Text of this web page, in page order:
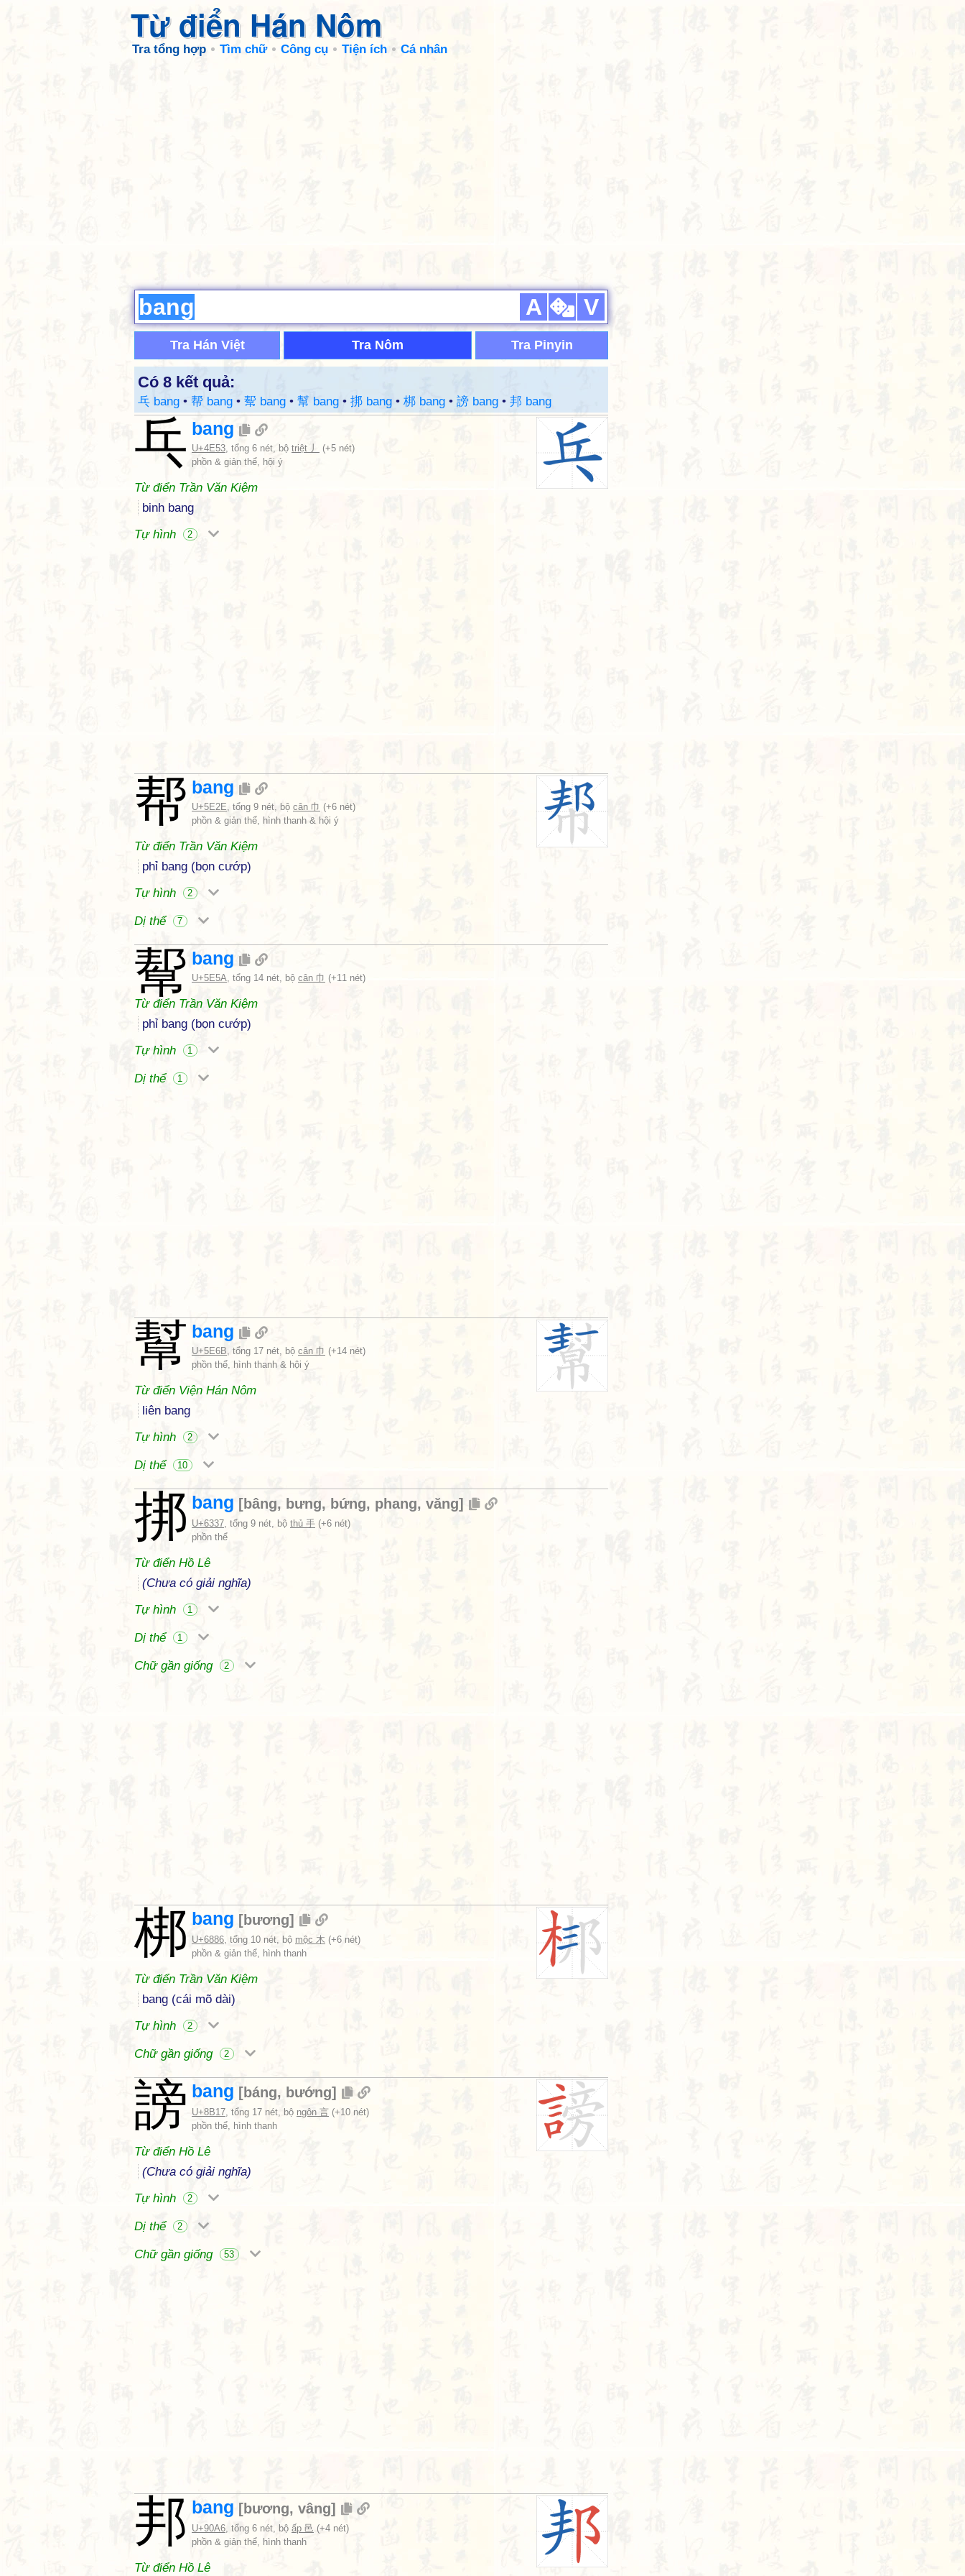
Từ điển Hán Nôm
Tra tổng hợp Tìm chữ Công cụ Tiện ích Cá nhân
A V
Tra Hán Việt Tra Nôm Tra Pinyin
Có 8 kết quả:
乓 bang • 帮 bang • 幚 bang • 幫 bang • 挷 bang • 梆 bang • 謗 bang • 邦 bang
乓 bang
U+4E53, tổng 6 nét, bộ triệt 丿
(+5 nét)
phồn & giản thể, hội ý
Từ điển Trần Văn Kiệm
binh bang
Tự hình
2
帮 bang
U+5E2E, tổng 9 nét, bộ cân 巾 (+6 nét)
phồn & giản thể, hình thanh & hội ý
Từ điển Trần Văn Kiệm
phỉ bang (bọn cướp)
Tự hình
2
Dị thể 7
幚 bang
U+5E5A, tổng 14 nét, bộ cân 巾 (+11 nét)
Từ điển Trần Văn Kiệm
phỉ bang (bọn cướp)
Tự hình
1
Dị thể 1
幫 bang
U+5E6B, tổng 17 nét, bộ cân 巾 (+14 nét)
phồn thể, hình thanh & hội ý
Từ điển Viện Hán Nôm
liên bang
Tự hình
2
Dị thể 10
挷 bang [bâng, bưng, bứng, phang, văng]
U+6337, tổng 9 nét, bộ thủ 手 (+6 nét)
phồn thể
Từ điển Hồ Lê
(Chưa có giải nghĩa)
Tự hình
1
Dị thể 1
Chữ gần giống 2
梆 bang [bương]
U+6886, tổng 10 nét, bộ mộc 木 (+6 nét)
phồn & giản thể, hình thanh
Từ điển Trần Văn Kiệm
bang (cái mõ dài)
Tự hình
2
Chữ gần giống 2
謗 bang [báng, bướng]
U+8B17, tổng 17 nét, bộ ngôn 言 (+10 nét)
phồn thể, hình thanh
Từ điển Hồ Lê
(Chưa có giải nghĩa)
Tự hình
2
Dị thể 2
Chữ gần giống 53
邦 bang [bương, vâng]
U+90A6, tổng 6 nét, bộ ấp 邑 (+4 nét)
phồn & giản thể, hình thanh
Từ điển Hồ Lê